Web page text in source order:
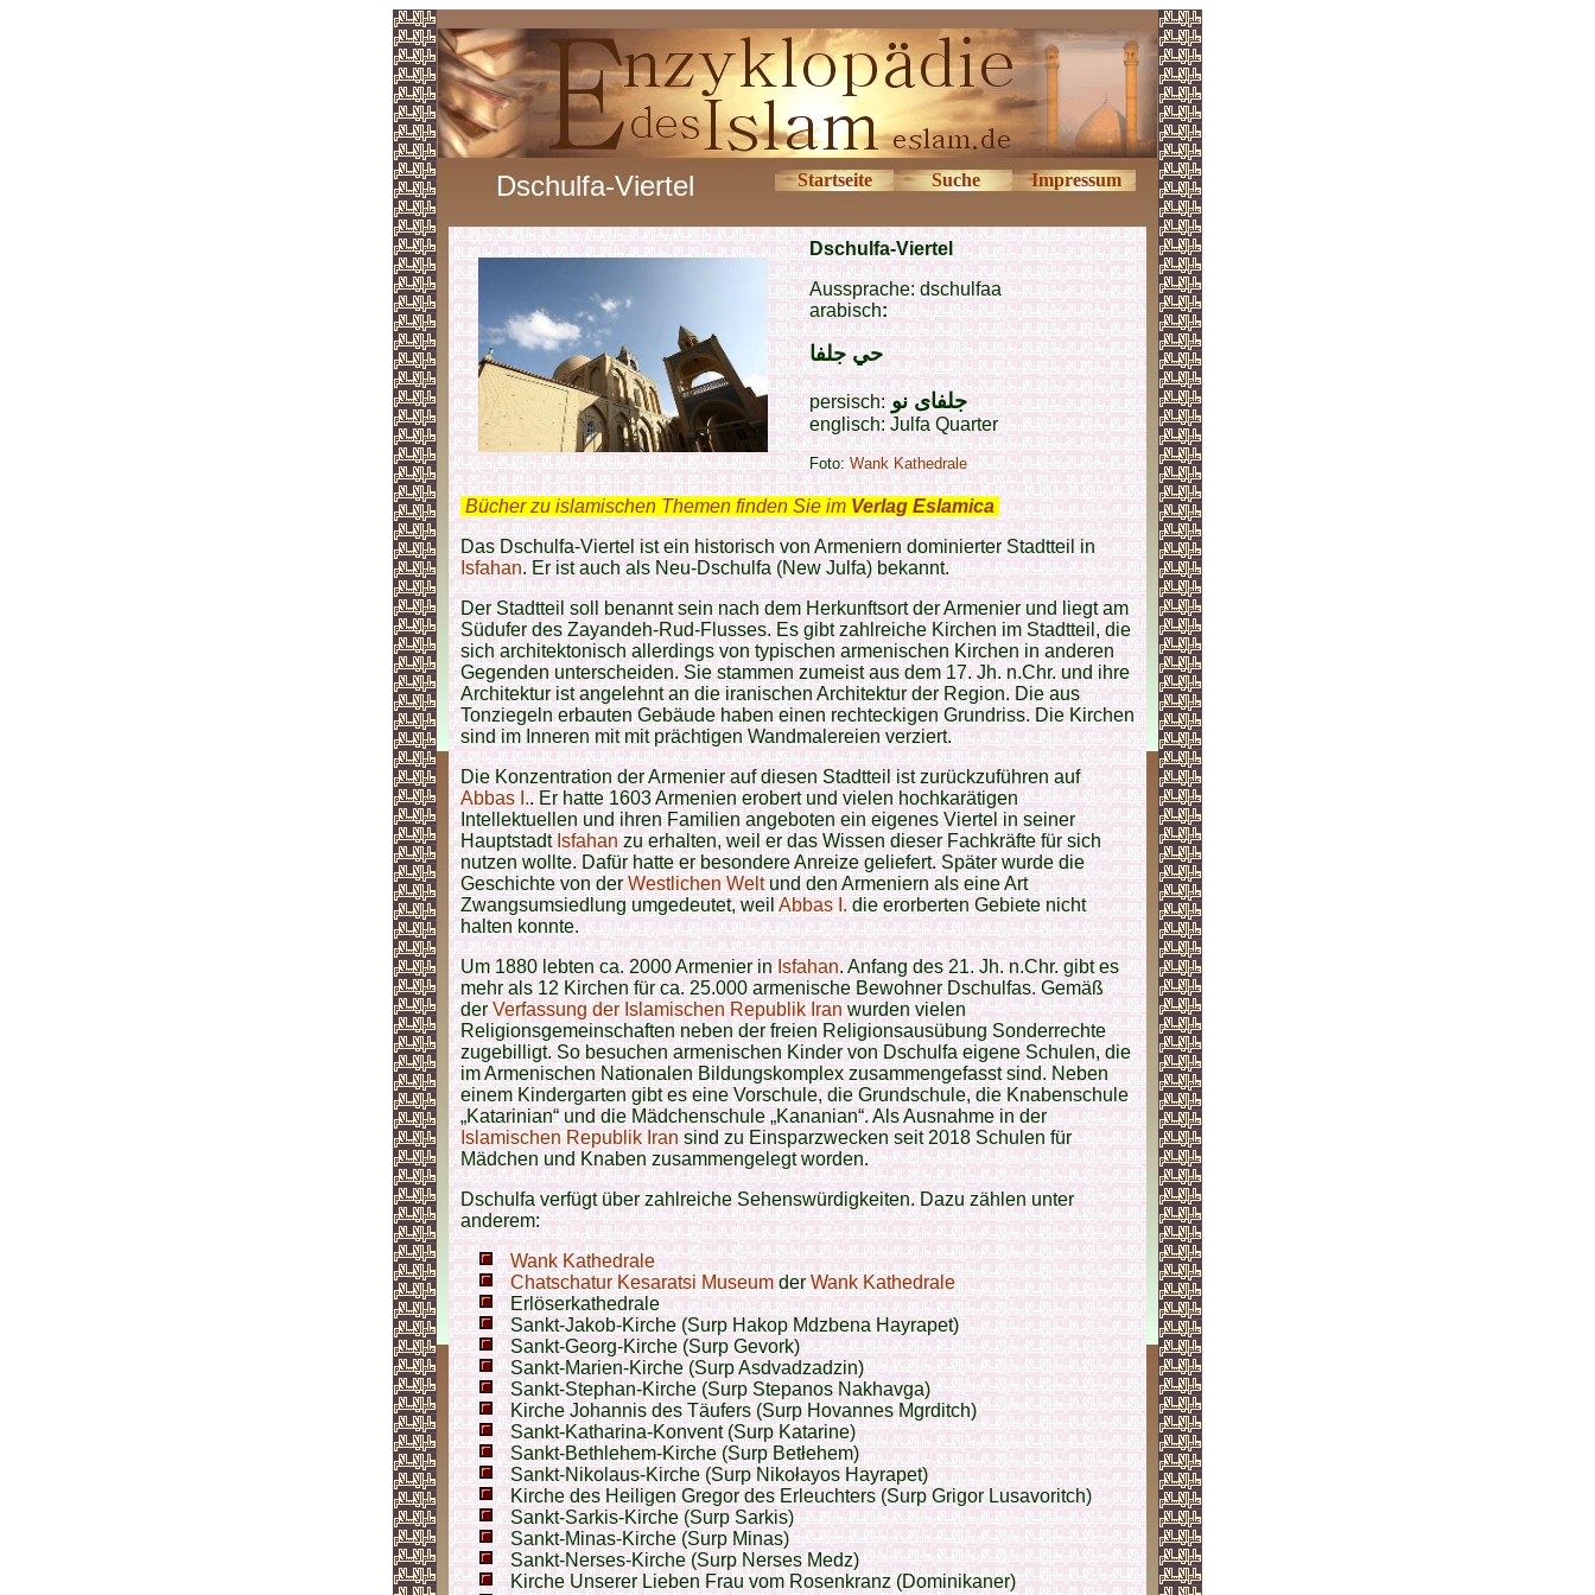
Dschulfa-Viertel Startseite Suche Impressum
Dschulfa-Viertel
Aussprache: dschulfaa
arabisch:
حي جلفا
persisch: جلفای نو
englisch: JulfaQuarter
Foto:Wank Kathedrale
Bücher zu islamischen Themen finden Sie im Verlag Eslamica
Das Dschulfa-Viertel ist ein historisch von Armeniern dominierter Stadtteil in
Isfahan. Er ist auch als Neu-Dschulfa (New Julfa) bekannt.
Der Stadtteil soll benannt sein nach dem Herkunftsort der Armenier und liegt am
Südufer des Zayandeh-Rud-Flusses. Es gibt zahlreiche Kirchen im Stadtteil, die
sich architektonisch allerdings von typischen armenischen Kirchen in anderen
Gegenden unterscheiden. Sie stammen zumeist aus dem 17. Jh. n.Chr. und ihre
Architektur ist angelehnt an die iranischen Architektur der Region. Die aus
Tonziegeln erbauten Gebäude haben einen rechteckigen Grundriss. Die Kirchen
sind im Inneren mit mit prächtigen Wandmalereien verziert.
Die Konzentration der Armenier auf diesen Stadtteil ist zurückzuführen auf
Abbas I.. Er hatte 1603 Armenien erobert und vielen hochkarätigen
Intellektuellen und ihren Familien angeboten ein eigenes Viertel in seiner
HauptstadtIsfahanzu erhalten, weil er das Wissen dieser Fachkräfte für sich
nutzen wollte. Dafür hatte er besondere Anreize geliefert. Später wurde die
Geschichte von derWestlichen Weltund den Armeniern als eine Art
Zwangsumsiedlung umgedeutet, weilAbbas I.die erorberten Gebiete nicht
halten konnte.
Um 1880 lebten ca. 2000 Armenier inIsfahan. Anfang des 21. Jh. n.Chr. gibt es
mehr als 12 Kirchen für ca. 25.000 armenische Bewohner Dschulfas. Gemäß
derVerfassung der Islamischen Republik Iranwurden vielen
Religionsgemeinschaften neben der freien Religionsausübung Sonderrechte
zugebilligt. So besuchen armenischen Kinder von Dschulfa eigene Schulen, die
im Armenischen Nationalen Bildungskomplex zusammengefasst sind. Neben
einem Kindergarten gibt es eine Vorschule, die Grundschule, die Knabenschule
„Katarinian“ und die Mädchenschule „Kananian“. Als Ausnahme in der
Islamischen Republik Iransind zu Einsparzwecken seit 2018 Schulen für
Mädchen und Knaben zusammengelegt worden.
Dschulfa verfügt über zahlreiche Sehenswürdigkeiten. Dazu zählen unter
anderem:
Wank Kathedrale
Chatschatur Kesaratsi MuseumderWank Kathedrale
Erlöserkathedrale
Sankt-Jakob-Kirche (Surp Hakop Mdzbena Hayrapet)
Sankt-Georg-Kirche (Surp Gevork)
Sankt-Marien-Kirche (Surp Asdvadzadzin)
Sankt-Stephan-Kirche (Surp Stepanos Nakhavga)
Kirche Johannis des Täufers (Surp Hovannes Mgrditch)
Sankt-Katharina-Konvent (Surp Katarine)
Sankt-Bethlehem-Kirche (Surp Betłehem)
Sankt-Nikolaus-Kirche (Surp Nikołayos Hayrapet)
Kirche des Heiligen Gregor des Erleuchters (Surp Grigor Lusavoritch)
Sankt-Sarkis-Kirche (Surp Sarkis)
Sankt-Minas-Kirche (Surp Minas)
Sankt-Nerses-Kirche (Surp Nerses Medz)
Kirche Unserer Lieben Frau vom Rosenkranz (Dominikaner)